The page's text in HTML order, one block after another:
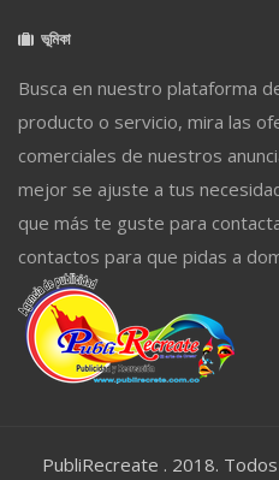
ভূমিকা
Busca en nuestro plataforma
producto o servicio, mira las
comerciales de nuestros
mejor se ajuste a tus
que más te guste para
contactos para que pidas a
PubliRecreate . 2018.